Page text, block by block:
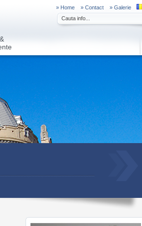
» Home » Contact » Galerie